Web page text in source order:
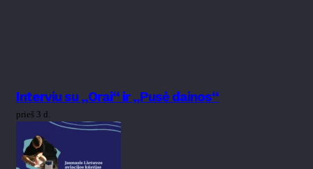
Interviu su „Orai“ ir „Pusė dainos“
prieš 3 d.